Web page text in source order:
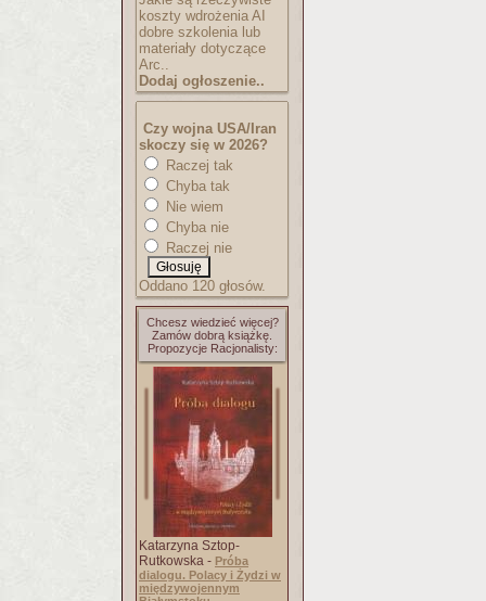
koszty wdrożenia AI
dobre szkolenia lub
materiały dotyczące
Arc..
Dodaj ogłoszenie..
Czy wojna USA/Iran
skoczy się w 2026?
Raczej tak
Chyba tak
Nie wiem
Chyba nie
Raczej nie
Oddano 120 głosów.
Chcesz wiedzieć więcej?
Zamów dobrą książkę.
Propozycje Racjonalisty:
Katarzyna Sztop-
Rutkowska - Próba
dialogu. Polacy i Żydzi w
międzywojennym